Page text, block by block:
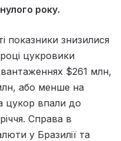
року.
показники знизилися
цукровики
$261 млн,
або менше на
цукор впали до
Справа в
у Бразилії та